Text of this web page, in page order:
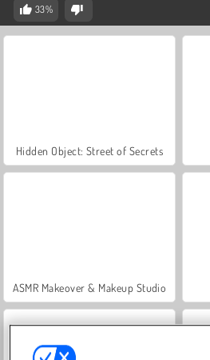
33%
Hidden Object: Street of Secrets
ASMR Makeover & Makeup Studio